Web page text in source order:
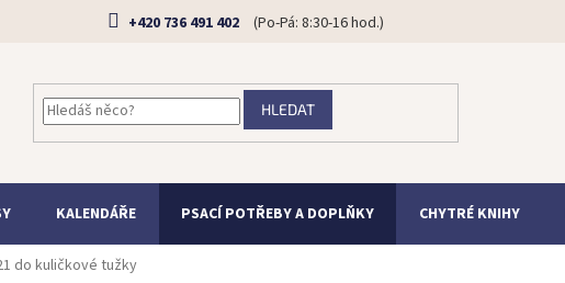
+420 736 491 402
HLEDAT
KALENDÁŘE PSACÍ POTŘEBY A DOPLŇKY CHYTRÉ KNIHY
do kuličkové tužky